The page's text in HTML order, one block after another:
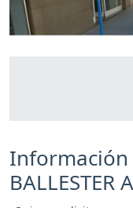
Información
BALLESTER